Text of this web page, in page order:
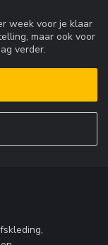
week voor je klaar
maar ook voor
verder.